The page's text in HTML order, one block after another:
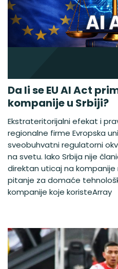
Da li se EU AI Act
kompanije u Srbiji?
Ekstrateritorijalni efekat i
regionalne firme Evropska
sveobuhvatni regulatorni
na svetu. Iako Srbija nije
direktan uticaj na kompanije
pitanje za domaće
kompanije koje koristeArray